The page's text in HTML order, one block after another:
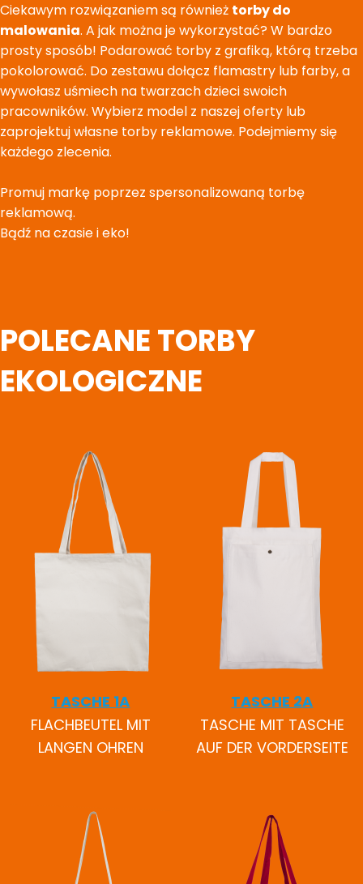
Ciekawym rozwiązaniem są również torby do
malowania. A jak można je wykorzystać? W bardzo
prosty sposób! Podarować torby z grafiką, którą trzeba
pokolorować. Do zestawu dołącz flamastry lub farby, a
wywołasz uśmiech na twarzach dzieci swoich
pracowników. Wybierz model z naszej oferty lub
zaprojektuj własne torby reklamowe. Podejmiemy się
każdego zlecenia.
Promuj markę poprzez spersonalizowaną torbę
reklamową.
Bądź na czasie i eko!
POLECANE TORBY
EKOLOGICZNE
TASCHE 1A
FLACHBEUTEL MIT
LANGEN OHREN
TASCHE 2A
TASCHE MIT TASCHE
AUF DER VORDERSEITE